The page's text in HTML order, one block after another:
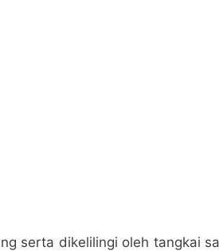
serta dikelilingi oleh tangkai